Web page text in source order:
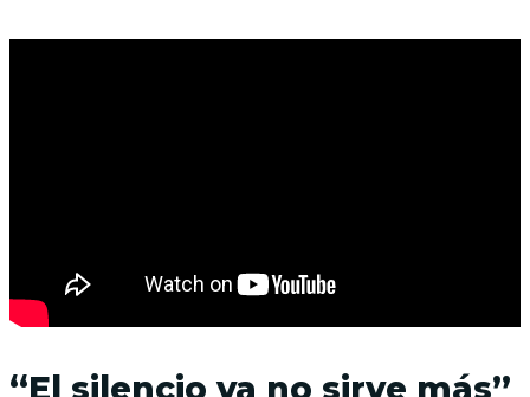
“El silencio ya no sirve más”